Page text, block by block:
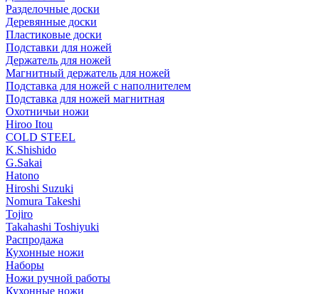
Разделочные доски
Деревянные доски
Пластиковые доски
Подставки для ножей
Держатель для ножей
Магнитный держатель для ножей
Подставка для ножей с наполнителем
Подставка для ножей магнитная
Охотничьи ножи
Hiroo Itou
COLD STEEL
K.Shishido
G.Sakai
Hatono
Hiroshi Suzuki
Nomura Takeshi
Tojiro
Takahashi Toshiyuki
Распродажа
Кухонные ножи
Наборы
Ножи ручной работы
Кухонные ножи